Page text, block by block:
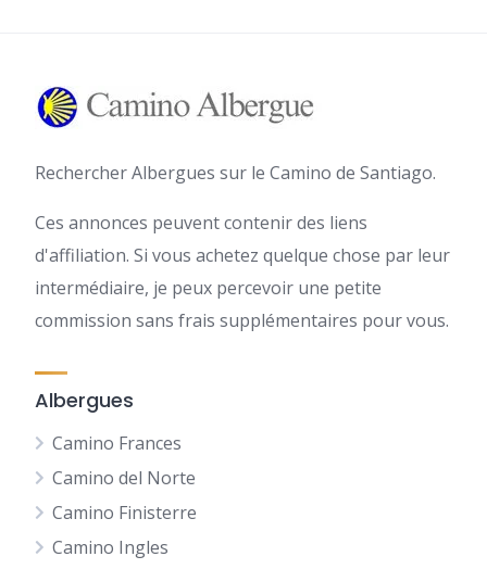
Rechercher Albergues sur le Camino de Santiago.
Ces annonces peuvent contenir des liens
d'affiliation. Si vous achetez quelque chose par leur
intermédiaire, je peux percevoir une petite
commission sans frais supplémentaires pour vous.
Albergues
Camino Frances
Camino del Norte
Camino Finisterre
Camino Ingles